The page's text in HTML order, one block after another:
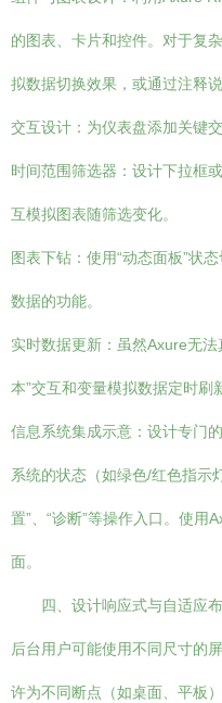
的图表、卡片和控件。对于复
拟数据切换效果，或通过注释说
交互设计：为仪表盘添加关键
时间范围筛选器：设计下拉框
互模拟图表随筛选变化。
图表下钻：使用“动态面板”状
数据的功能。
实时数据更新：虽然Axure无
本”交互和变量模拟数据定时刷
信息系统集成示意：设计专门
系统的状态（如绿色/红色指示
置”、“诊断”等操作入口。使用
面。
四、设计响应式与自适应
后台用户可能使用不同尺寸的
许为不同断点（如桌面、平板